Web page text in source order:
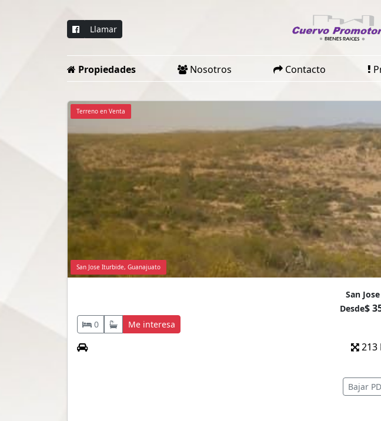
Llamar
Propiedades Nosotros Contacto
Terreno en Venta
San Jose Iturbide, Guanajuato
San
Desde$
0 Me interesa
213
Bajar